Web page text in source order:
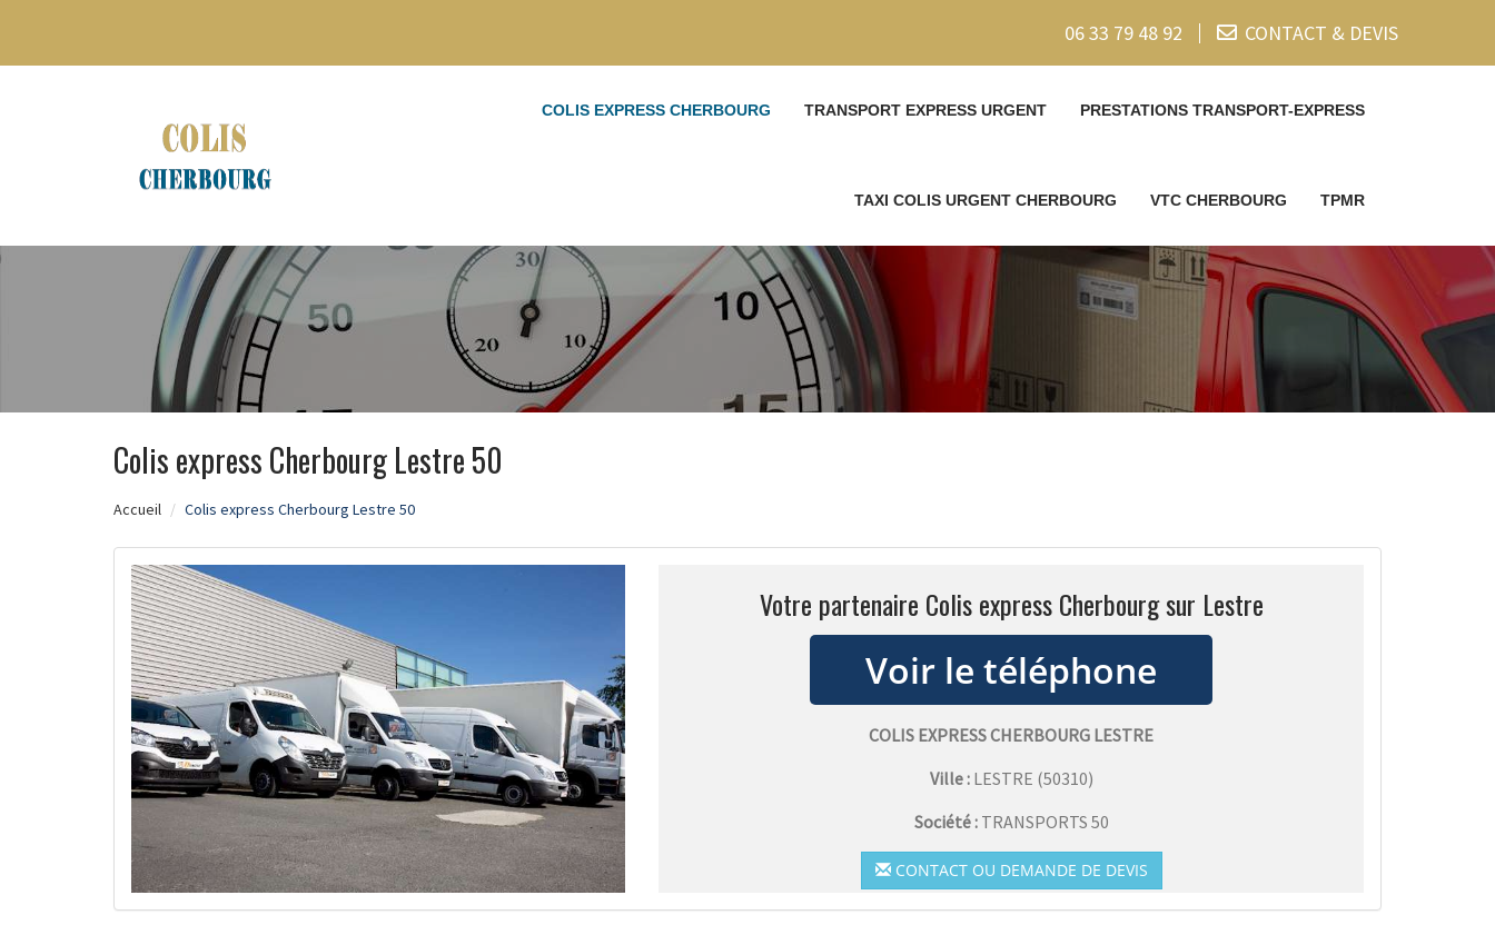
06 33 79 48 92 CONTACT & DEVIS
COLIS EXPRESS CHERBOURG TRANSPORT EXPRESS URGENT PRESTATIONS TRANSPORT-EXPRESS
TAXI COLIS URGENT CHERBOURG VTC CHERBOURG TPMR
Colis express Cherbourg Lestre 50
Accueil Colis express Cherbourg Lestre 50
Votre partenaire Colis express Cherbourg sur Lestre
COLIS EXPRESS CHERBOURG LESTRE
Ville : LESTRE (50310)
Société : TRANSPORTS 50
CONTACT OU DEMANDE DE DEVIS